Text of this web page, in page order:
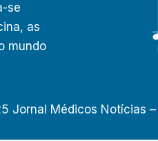
se
as
mundo
Jornal Médicos Notícias –